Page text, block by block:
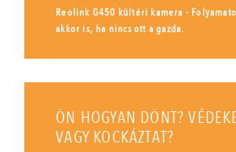
Reolink G450 kültéri kamera -
akkor is, ha nincs ott a gazda.
ÖN HOGYAN DÖNT?
VAGY KOCKÁZTAT?